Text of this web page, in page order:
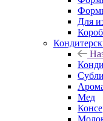
Для
Мед